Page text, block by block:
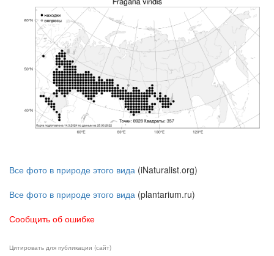
Все фото в природе этого вида (iNaturalist.org)
Все фото в природе этого вида (plantarium.ru)
Сообщить об ошибке
Цитировать для публикации (сайт)